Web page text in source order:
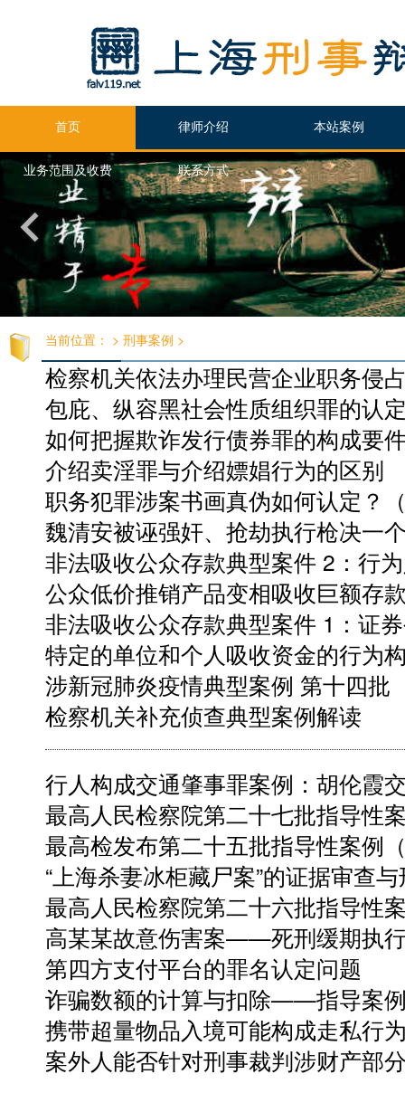
首页 律师介绍 本站案例
业务范围及收费 联系方式
当前位置： > 刑事案例 >
检察机关依法办理民营企业职务侵
包庇、纵容黑社会性质组织罪的认
如何把握欺诈发行债券罪的构成要
介绍卖淫罪与介绍嫖娼行为的区别
职务犯罪涉案书画真伪如何认定？
魏清安被诬强奸、抢劫执行枪决一
非法吸收公众存款典型案件 2：行
公众低价推销产品变相吸收巨额存
非法吸收公众存款典型案件 1：证
特定的单位和个人吸收资金的行为
涉新冠肺炎疫情典型案例 第十四批
检察机关补充侦查典型案例解读
行人构成交通肇事罪案例：胡伦霞
最高人民检察院第二十七批指导性
最高检发布第二十五批指导性案例
“上海杀妻冰柜藏尸案”的证据审查
最高人民检察院第二十六批指导性
高某某故意伤害案——死刑缓期执
第四方支付平台的罪名认定问题
诈骗数额的计算与扣除——指导案
携带超量物品入境可能构成走私行
案外人能否针对刑事裁判涉财产部